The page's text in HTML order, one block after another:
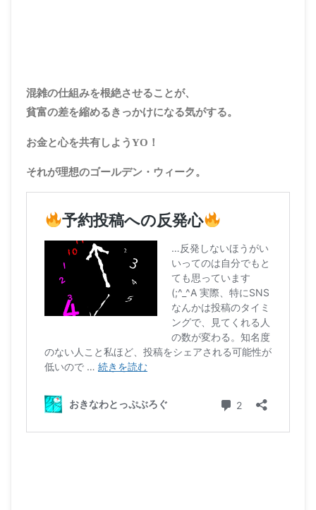
混雑の仕組みを根絶させることが、
貧富の差を縮めるきっかけになる気がする。
お金と心を共有しようYO！
それが理想のゴールデン・ウィーク。